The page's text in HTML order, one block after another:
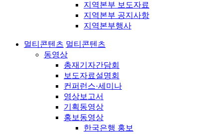
지역본부 보도자료
지역본부 공지사항
지역본부행사
멀티콘텐츠 멀티콘텐츠
동영상
총재기자간담회
보도자료설명회
컨퍼런스·세미나
영상보고서
기획동영상
홍보동영상
한국은행 홍보